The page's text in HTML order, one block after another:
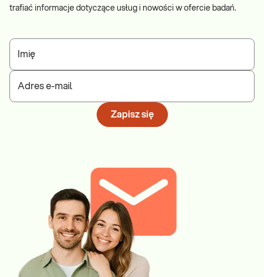
trafiać informacje dotyczące usług i nowości w ofercie badań.
Imię
Adres e-mail
Zapisz się